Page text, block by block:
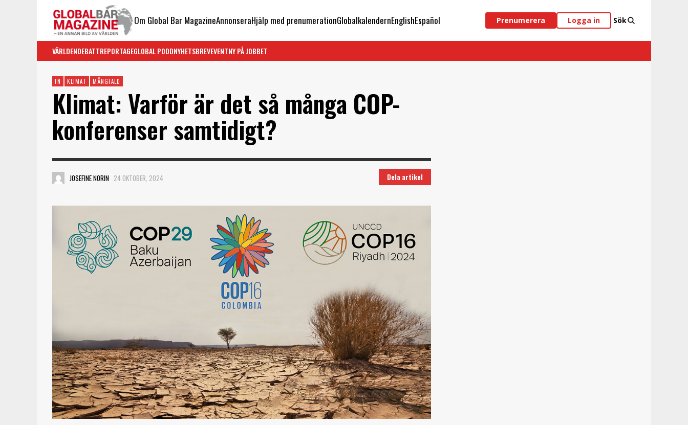
Om Global Bar MagazineAnnonseraHjälp med prenumerationGlobalkalendernEnglishEspañol Prenumerera Logga in Sök
VÄRLDENDEBATTREPORTAGEGLOBAL PODDNYHETSBREVEVENTNY PÅ JOBBET
FN KLIMAT MÅNGFALD
Klimat: Varför är det så många COP-
konferenser samtidigt?
JOSEFINE NORIN 24 OKTOBER, 2024 Dela artikel